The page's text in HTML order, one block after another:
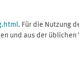
. Für die Nutzung
und aus der üblichen